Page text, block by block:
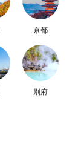
京都
別府